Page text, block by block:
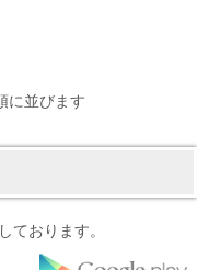
に並びます
ております。